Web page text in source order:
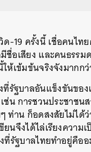
ด-19 ครั้งนี้เชื่อคนไท
ชื่อเสียง และคนธรรม
ห้เข้มข้นจริงจังมากก
รัฐบาลอันแข็งขันของ
เช่นการชวนประชาชน
ท่านก็อดสงสัยไม่ได้
นจึงได้ไล่เรียงความ
ที่รัฐบาลไทยทำอยู่คืออ